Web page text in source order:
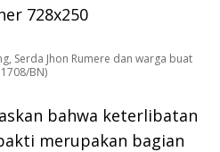
Serda Jhon Rumere dan warga buat
BN)
bahwa keterlibatan
merupakan bagian